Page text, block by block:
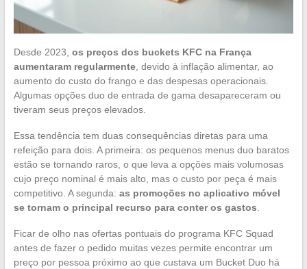
Desde 2023, os preços dos buckets KFC na França
aumentaram regularmente, devido à inflação alimentar, ao
aumento do custo do frango e das despesas operacionais.
Algumas opções duo de entrada de gama desapareceram ou
tiveram seus preços elevados.
Essa tendência tem duas consequências diretas para uma
refeição para dois. A primeira: os pequenos menus duo baratos
estão se tornando raros, o que leva a opções mais volumosas
cujo preço nominal é mais alto, mas o custo por peça é mais
competitivo. A segunda: as promoções no aplicativo móvel
se tornam o principal recurso para conter os gastos.
Ficar de olho nas ofertas pontuais do programa KFC Squad
antes de fazer o pedido muitas vezes permite encontrar um
preço por pessoa próximo ao que custava um Bucket Duo há